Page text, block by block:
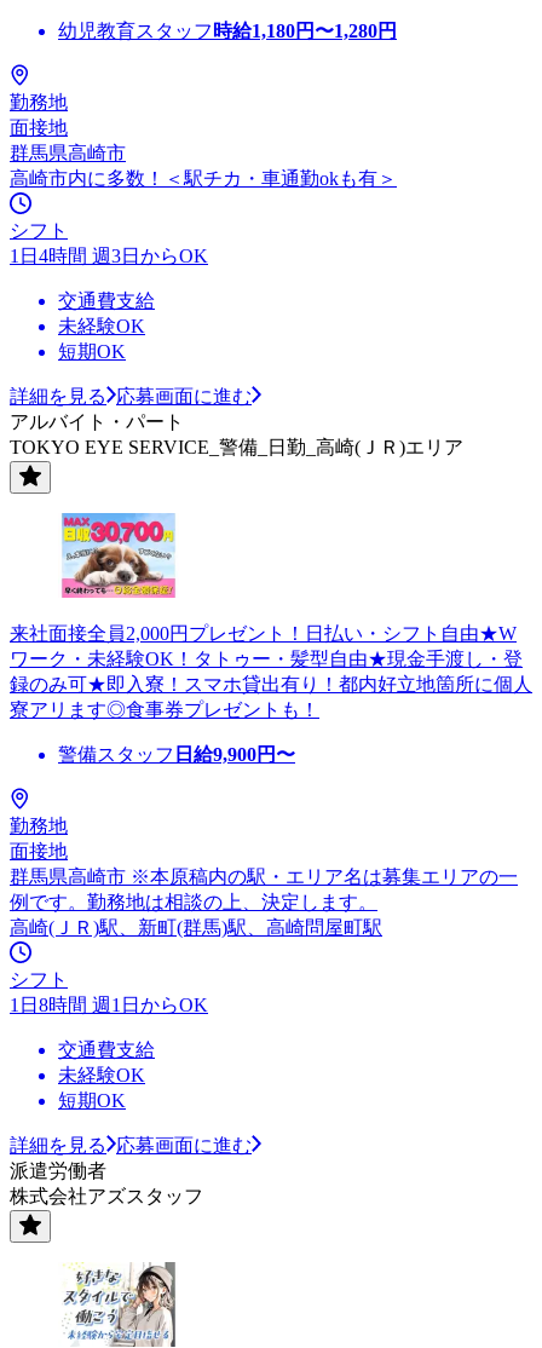
幼児教育スタッフ 時給1,180円〜1,280円
勤務地
面接地
群馬県高崎市
高崎市内に多数！＜駅チカ・車通勤okも有＞
シフト
1日4時間 週3日からOK
交通費支給
未経験OK
短期OK
詳細を見る
応募画面に進む
アルバイト・パート
TOKYO EYE SERVICE_警備_日勤_高崎(ＪＲ)エリア
来社面接全員2,000円プレゼント！日払い・シフト自由★W
ワーク・未経験OK！タトゥー・髪型自由★現金手渡し・登
録のみ可★即入寮！スマホ貸出有り！都内好立地箇所に個人
寮アリます◎食事券プレゼントも！
警備スタッフ 日給9,900円〜
勤務地
面接地
群馬県高崎市 ※本原稿内の駅・エリア名は募集エリアの一
例です。勤務地は相談の上、決定します。
高崎(ＪＲ)駅、新町(群馬)駅、高崎問屋町駅
シフト
1日8時間 週1日からOK
交通費支給
未経験OK
短期OK
詳細を見る
応募画面に進む
派遣労働者
株式会社アズスタッフ